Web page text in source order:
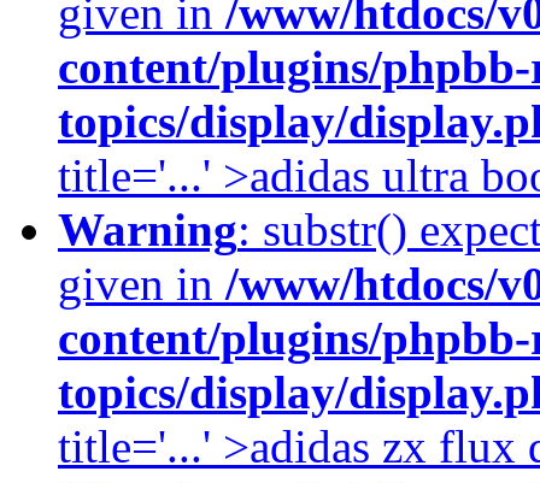
given in /www/htdocs/
content/plugins/phpbb-
topics/display/
title='...' >adidas ultra
Warning: substr()
given in /www/htdocs/
content/plugins/phpbb-
topics/display/
title='...' >adidas zx flux